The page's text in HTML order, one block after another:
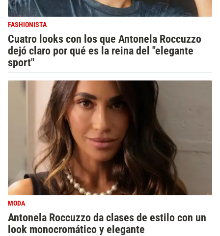
FASHIONISTA
Cuatro looks con los que Antonela Roccuzzo
dejó claro por qué es la reina del "elegante
sport"
MODA
Antonela Roccuzzo da clases de estilo con un
look monocromático y elegante